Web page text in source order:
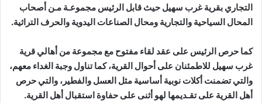
التجاري بقرية غرب سهيل حيث قابل الرئيس مجموعـة مـن أصحاب
المحال السياحية والتجارية ومحال الصناعات اليدوية والحرف التراثية.
كما حرص الرئيس على عقد لقاء مفتوح مع مجموعة من أهالي قرية
غرب سهيل للاطمئنان على أحوال القرية، كما تناول وجبة الغداء معهم،
والتي تضمنت أكلات نوبية أساسية مثل العسل والفطير، والتي حرص
أهل القرية على تقـديمها لهو أثنى على حفاوة استقبال أهل القرية.